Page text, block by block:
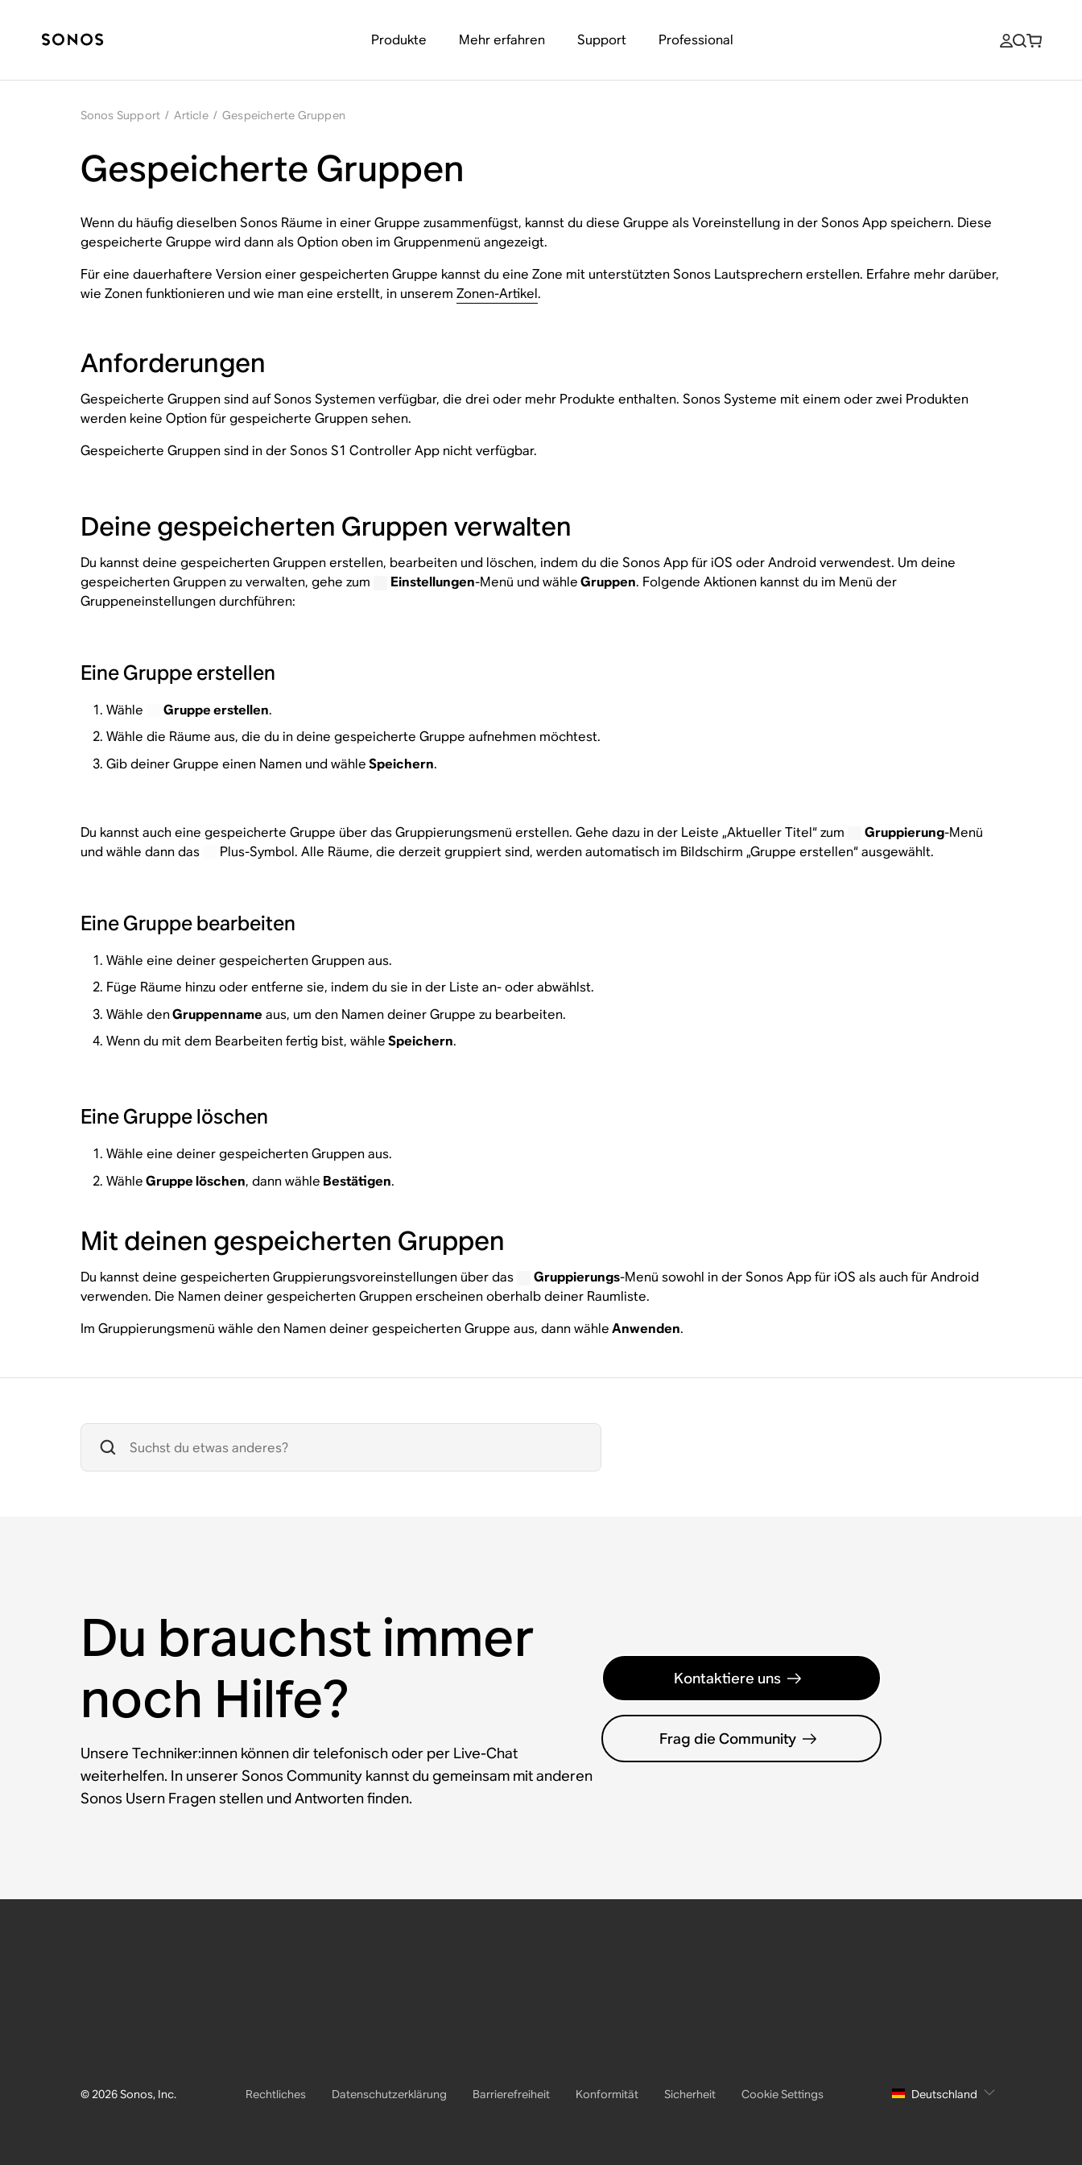
Produkte Mehr erfahren Support Professional
Sonos Support / Article / Gespeicherte Gruppen
Gespeicherte Gruppen
Wenn du häufig dieselben Sonos Räume in einer Gruppe zusammenfügst, kannst du diese Gruppe als Voreinstellung in der Sonos App speichern. Diese
gespeicherte Gruppe wird dann als Option oben im Gruppenmenü angezeigt.
Für eine dauerhaftere Version einer gespeicherten Gruppe kannst du eine Zone mit unterstützten Sonos Lautsprechern erstellen. Erfahre mehr darüber,
wie Zonen funktionieren und wie man eine erstellt, in unserem Zonen-Artikel.
Anforderungen
Gespeicherte Gruppen sind auf Sonos Systemen verfügbar, die drei oder mehr Produkte enthalten. Sonos Systeme mit einem oder zwei Produkten
werden keine Option für gespeicherte Gruppen sehen.
Gespeicherte Gruppen sind in der Sonos S1 Controller App nicht verfügbar.
Deine gespeicherten Gruppen verwalten
Du kannst deine gespeicherten Gruppen erstellen, bearbeiten und löschen, indem du die Sonos App für iOS oder Android verwendest. Um deine
gespeicherten Gruppen zu verwalten, gehe zum
Einstellungen-Menü und wähleGruppen. Folgende Aktionen kannst du im Menü der
Gruppeneinstellungen durchführen:
Eine Gruppe erstellen
Wähle Gruppe erstellen.
Wähle die Räume aus, die du in deine gespeicherte Gruppe aufnehmen möchtest.
Gib deiner Gruppe einen Namen und wähleSpeichern.
Du kannst auch eine gespeicherte Gruppe über das Gruppierungsmenü erstellen. Gehe dazu in der Leiste „Aktueller Titel“ zum Gruppierung-Menü
und wähle dann das
Plus-Symbol. Alle Räume, die derzeit gruppiert sind, werden automatisch im Bildschirm „Gruppe erstellen“ ausgewählt.
Eine Gruppe bearbeiten
Wähle eine deiner gespeicherten Gruppen aus.
Füge Räume hinzu oder entferne sie, indem du sie in der Liste an- oder abwählst.
Wähle denGruppenname aus, um den Namen deiner Gruppe zu bearbeiten.
Wenn du mit dem Bearbeiten fertig bist, wähleSpeichern.
Eine Gruppe löschen
Wähle eine deiner gespeicherten Gruppen aus.
WähleGruppe löschen, dann wähle Bestätigen.
Mit deinen gespeicherten Gruppen
Du kannst deine gespeicherten Gruppierungsvoreinstellungen über das Gruppierungs-Menü sowohl in der Sonos App für iOS als auch für Android
verwenden. Die Namen deiner gespeicherten Gruppen erscheinen oberhalb deiner Raumliste.
Im Gruppierungsmenü wähle den Namen deiner gespeicherten Gruppe aus, dann wähleAnwenden.
Du brauchst immer
noch Hilfe?
Unsere Techniker:innen können dir telefonisch oder per Live-Chat
weiterhelfen. In unserer Sonos Community kannst du gemeinsam mit anderen
Sonos Usern Fragen stellen und Antworten finden.
Kontaktiere uns
Frag die Community
© 2026 Sonos, Inc. Rechtliches Datenschutzerklärung Barrierefreiheit Konformität Sicherheit Cookie Settings Deutschland